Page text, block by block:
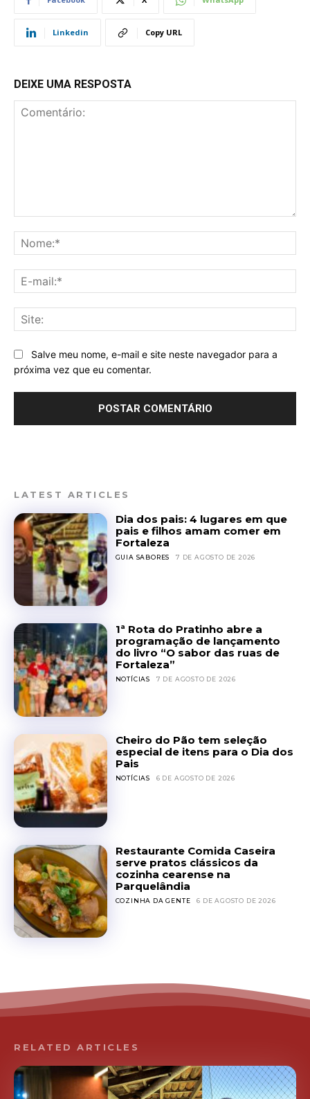
Linkedin Copy URL
DEIXE UMA RESPOSTA
Salve meu nome, e-mail e site neste navegador para a
próxima vez que eu comentar.
LATEST ARTICLES
Dia dos pais: 4 lugares em que
pais e filhos amam comer em
Fortaleza
GUIA SABORES 7 DE AGOSTO DE 2026
1ª Rota do Pratinho abre a
programação de lançamento
do livro “O sabor das ruas de
Fortaleza”
NOTÍCIAS 7 DE AGOSTO DE 2026
Cheiro do Pão tem seleção
especial de itens para o Dia dos
Pais
NOTÍCIAS 6 DE AGOSTO DE 2026
Restaurante Comida Caseira
serve pratos clássicos da
cozinha cearense na
Parquelândia
COZINHA DA GENTE 6 DE AGOSTO DE 2026
RELATED ARTICLES